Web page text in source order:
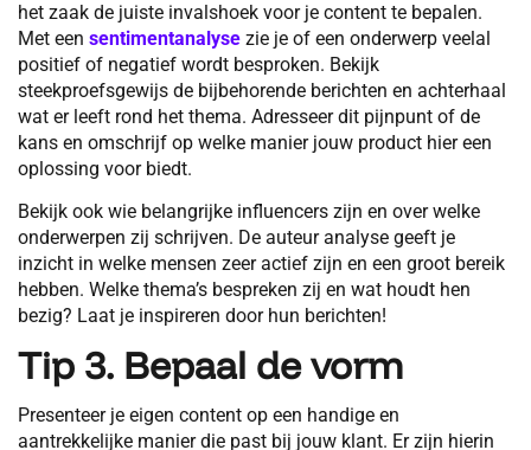
het zaak de juiste invalshoek voor je content te bepalen.
Met een sentimentanalyse zie je of een onderwerp veelal
positief of negatief wordt besproken. Bekijk
steekproefsgewijs de bijbehorende berichten en achterhaal
wat er leeft rond het thema. Adresseer dit pijnpunt of de
kans en omschrijf op welke manier jouw product hier een
oplossing voor biedt.
Bekijk ook wie belangrijke influencers zijn en over welke
onderwerpen zij schrijven. De auteur analyse geeft je
inzicht in welke mensen zeer actief zijn en een groot bereik
hebben. Welke thema’s bespreken zij en wat houdt hen
bezig? Laat je inspireren door hun berichten!
Tip 3. Bepaal de vorm
Presenteer je eigen content op een handige en
aantrekkelijke manier die past bij jouw klant. Er zijn hierin